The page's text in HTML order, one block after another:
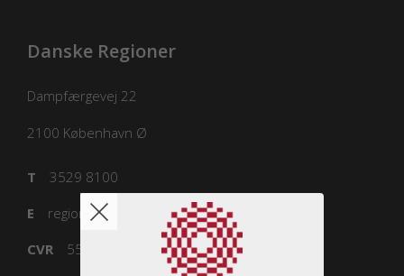
Danske Regioner
Dampfærgevej 22
2100 København Ø
3529 8100
T
regioner@regioner.dk
E
55832218
CVR